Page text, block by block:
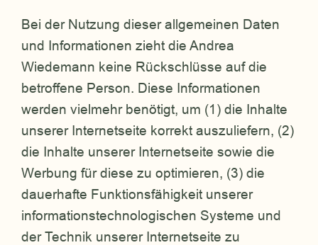
Bei der Nutzung dieser allgemeinen Daten
und Informationen zieht die Andrea
Wiedemann keine Rückschlüsse auf die
betroffene Person. Diese Informationen
werden vielmehr benötigt, um (1) die Inhalte
unserer Internetseite korrekt auszuliefern, (2)
die Inhalte unserer Internetseite sowie die
Werbung für diese zu optimieren, (3) die
dauerhafte Funktionsfähigkeit unserer
informationstechnologischen Systeme und
der Technik unserer Internetseite zu